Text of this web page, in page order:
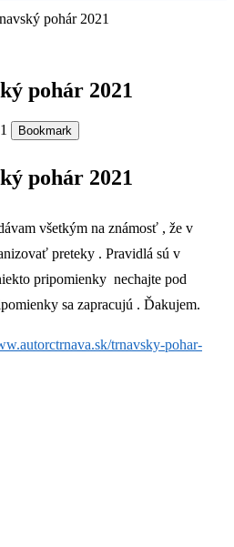
pohár 2021
pohár 2021
Bookmark
pohár 2021
všetkým na známosť , že v
preteky . Pravidlá sú v
pripomienky nechajte pod
sa zapracujú . Ďakujem.
trnavsky-pohar-